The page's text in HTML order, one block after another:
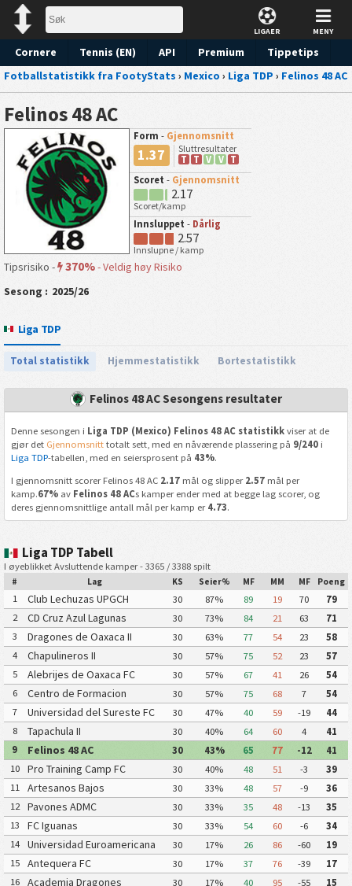
LIGAER MENY
Cornere Tennis (EN) API Premium
Tippetips
Fotballstatistikk fra FootyStats › Mexico › Liga TDP › Felinos 48 AC
Felinos 48 AC
Form - Gjennomsnitt
1.37
Sluttresultater
T
T V V
T
Scoret - Gjennomsnitt
2.17
Scoret/kamp
Innsluppet - Dårlig
2.57
Innslupne / kamp
Tipsrisiko - 370%-Veldig høy Risiko
Sesong : 2025/26
Liga TDP
Total statistikk Hjemmestatistikk Bortestatistikk
Felinos 48 AC Sesongens resultater
Denne sesongen i Liga TDP (Mexico) Felinos 48 AC statistikkviser at de
gjør det Gjennomsnitttotalt sett, med en nåværende plassering på 9/240i
Liga TDP-tabellen, med en seiersprosent på 43%.
I gjennomsnitt scorer Felinos 48 AC 2.17mål og slipper 2.57mål per
kamp.67%av Felinos 48 ACs kamper ender med at begge lag scorer, og
deres gjennomsnittlige antall mål per kamp er 4.73.
Liga TDP Tabell
I øyeblikket Avsluttende kamper - 3365 / 3388 spilt
# Lag KS Seier% MF MM MF Poeng
1 Club Lechuzas UPGCH 30 87% 89 19 70
79
2
CD Cruz Azul Lagunas 30 73% 84 21 63
71
3
Dragones de Oaxaca II 30 63% 77 54 23
58
4
Chapulineros II 30 57% 75 52 23
57
5
Alebrijes de Oaxaca FC 30 57% 67 41 26
54
6
Centro de Formacion
Chiapas Futbol
30 57% 75 68 7
54
7
Universidad del Sureste FC 30 47% 40 59 -19
44
8
Tapachula II 30 40% 64 60 4
41
9
Felinos 48 AC 30 43% 65 77 -12
41
10
Pro Training Camp FC 30 40% 48 51 -3
39
11
Artesanos Bajos 30 33% 48 57 -9
36
12
Pavones ADMC 30 33% 35 48 -13
35
13
FC Iguanas 30 33% 54 60 -6
34
14
Universidad Euroamericana
FC
30 17% 26 86 -60
19
15
Antequera FC 30 17% 37 76 -39
17
16
Academia Dragones 30 17% 40 95 -55
15